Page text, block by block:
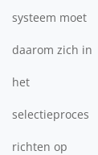
systeem moet
daarom zich in
het
selectieproces
richten op